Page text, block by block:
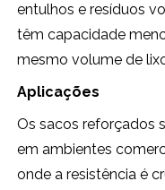
entulhos e resíduos
têm capacidade
mesmo volume de
Aplicações
Os sacos reforçados
em ambientes
onde a resistência é